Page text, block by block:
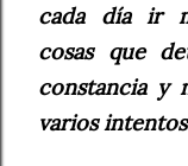
cada día ir
cosas que
constancia y
varios